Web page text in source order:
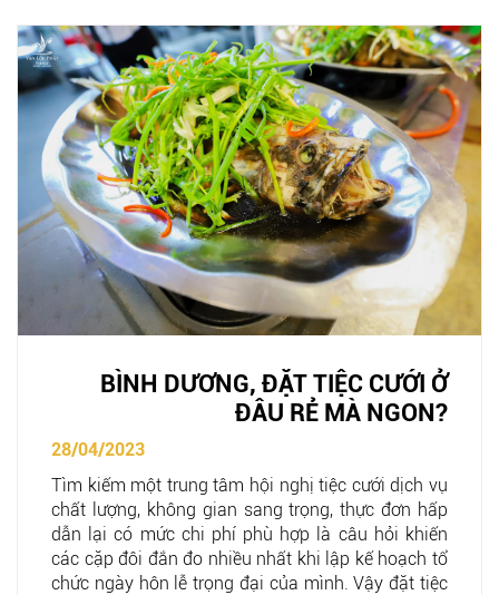
BÌNH DƯƠNG, ĐẶT TIỆC CƯỚI Ở
ĐÂU RẺ MÀ NGON?
28/04/2023
Tìm kiếm một trung tâm hội nghị tiệc cưới dịch vụ
chất lượng, không gian sang trọng, thực đơn hấp
dẫn lại có mức chi phí phù hợp là câu hỏi khiến
các cặp đôi đắn đo nhiều nhất khi lập kế hoạch tổ
chức ngày hôn lễ trọng đại của mình. Vậy đặt tiệc